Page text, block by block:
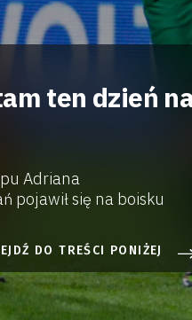
ten dzień
Adriana
pojawił się na boisku
DO TREŚCI PONIŻEJ